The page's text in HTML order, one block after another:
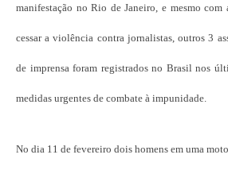
manifestação no Rio de Janeiro, e mesmo com
cessar a violência contra jornalistas, outros 3
de imprensa foram registrados no Brasil nos
medidas urgentes de combate à impunidade.
No dia 11 de fevereiro dois homens em uma